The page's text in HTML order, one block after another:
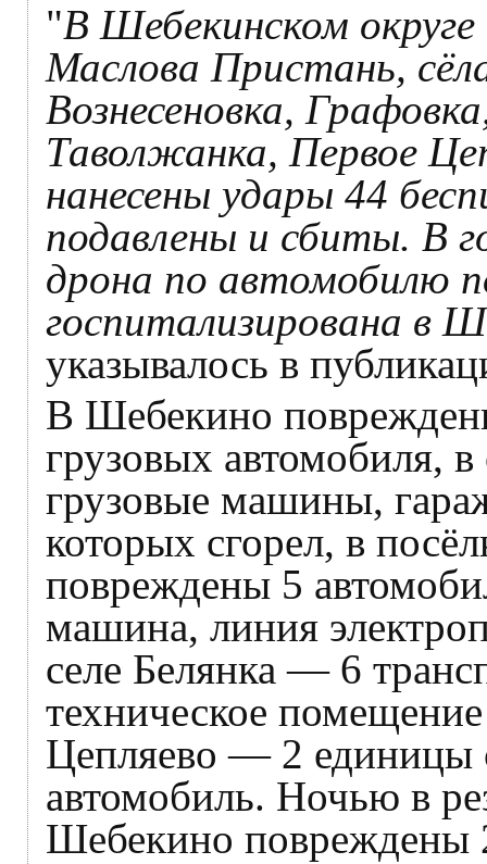
"В Шебекинском
Маслова Пристань,
Вознесеновка,
Таволжанка, Первое
нанесены удары 44
подавлены и сбиты. В
дрона по автомобилю
госпитализирована в
указывалось в
В Шебекино
грузовых автомобиля,
грузовые машины,
которых сгорел, в
повреждены 5
машина, линия
селе Белянка — 6
техническое
Цепляево — 2 единицы
автомобиль. Ночью в
Шебекино повреждены